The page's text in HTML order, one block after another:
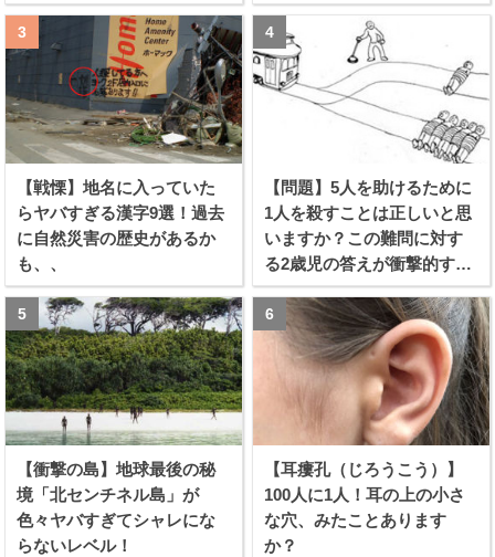
【戦慄】地名に入っていた
らヤバすぎる漢字9選！過去
に自然災害の歴史があるか
も、、
【問題】5人を助けるために
1人を殺すことは正しいと思
いますか？この難問に対す
る2歳児の答えが衝撃的すぎ
る！！
【衝撃の島】地球最後の秘
境「北センチネル島」が
色々ヤバすぎてシャレにな
らないレベル！
【耳瘻孔（じろうこう）】
100人に1人！耳の上の小さ
な穴、みたことあります
か？